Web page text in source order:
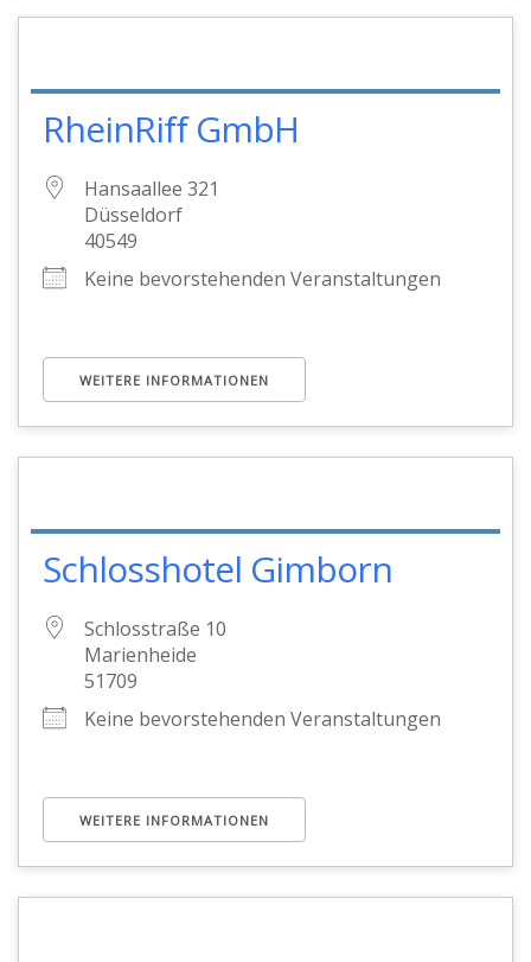
RheinRiff GmbH
Hansaallee 321
Düsseldorf
40549
Keine bevorstehenden Veranstaltungen
WEITERE INFORMATIONEN
Schlosshotel Gimborn
Schlosstraße 10
Marienheide
51709
Keine bevorstehenden Veranstaltungen
WEITERE INFORMATIONEN